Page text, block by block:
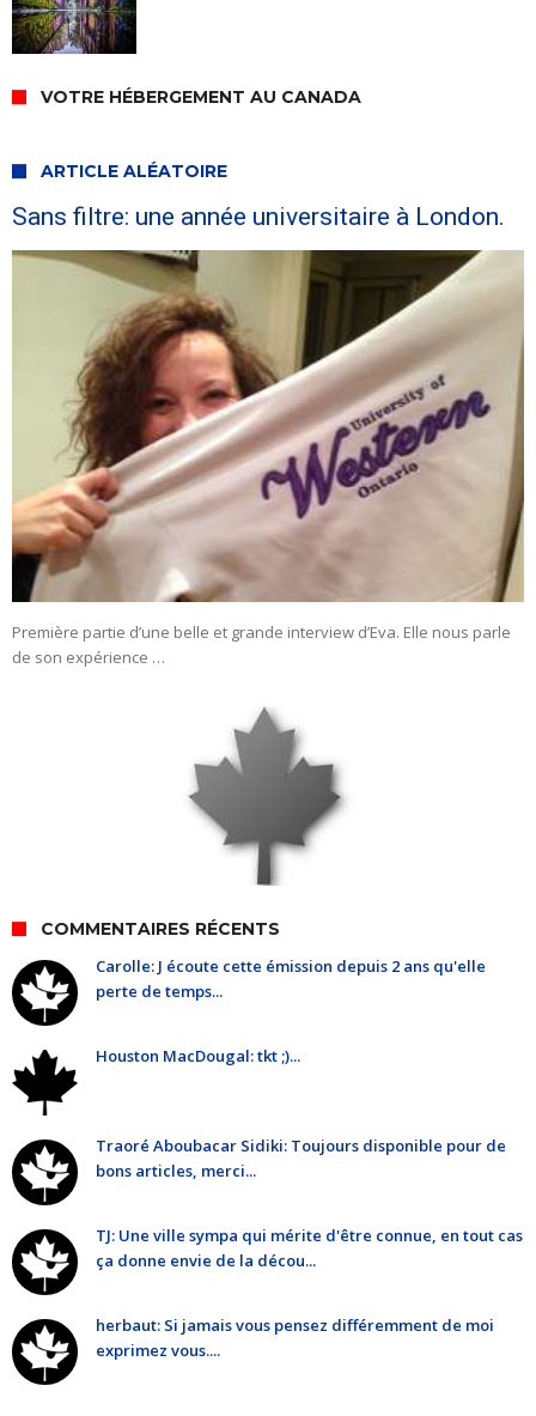
VOTRE HÉBERGEMENT AU CANADA
ARTICLE ALÉATOIRE
Sans filtre: une année universitaire à London.
Première partie d’une belle et grande interview d’Eva. Elle nous parle
de son expérience …
COMMENTAIRES RÉCENTS
Carolle: J écoute cette émission depuis 2 ans qu'elle
perte de temps...
Houston MacDougal: tkt ;)...
Traoré Aboubacar Sidiki: Toujours disponible pour de
bons articles, merci...
TJ: Une ville sympa qui mérite d'être connue, en tout cas
ça donne envie de la décou...
herbaut: Si jamais vous pensez différemment de moi
exprimez vous....